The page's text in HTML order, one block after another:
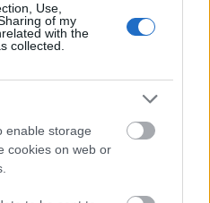
Use,
of my
with the
collected.
enable storage
cookies on web or
AK gyártmányú
a MiG Dry Earth,
Ezt a kombót az
hasra és a lánctalpra
egy kicsit a
Accumulated Dust
és oldalsó részeire.